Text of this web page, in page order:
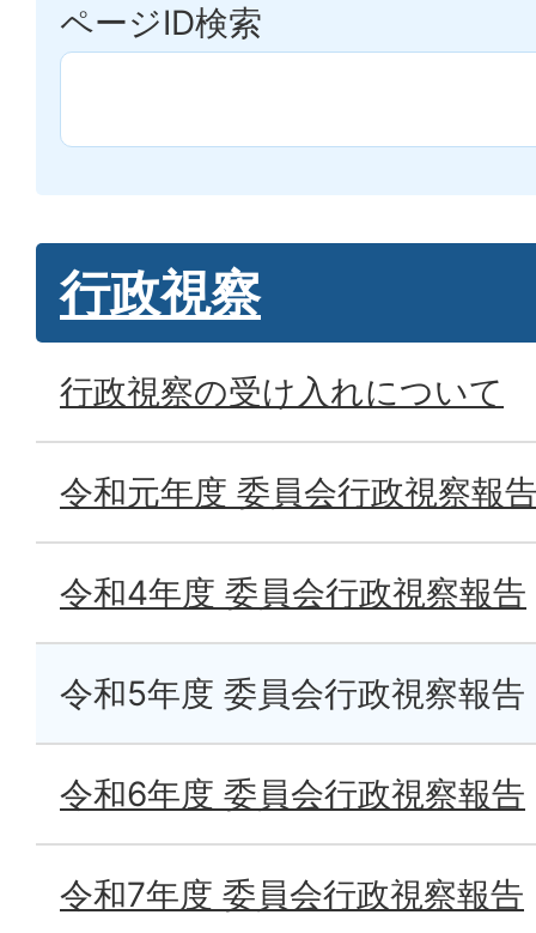
ページID検索
行政視察
行政視察の受け入れについて
令和元年度 委員会行政視察報
令和4年度 委員会行政視察報告
令和5年度 委員会行政視察報告
令和6年度 委員会行政視察報告
令和7年度 委員会行政視察報告